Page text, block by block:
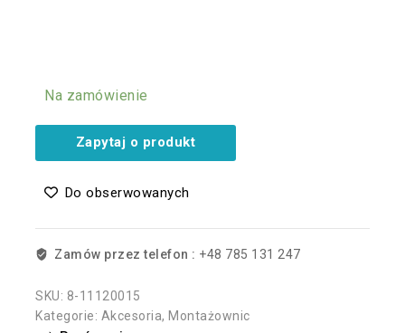
Na zamówienie
Zapytaj o produkt
Do obserwowanych
Zamów przez telefon : +48 785 131 247
SKU: 8-11120015
Kategorie: Akcesoria, Montażownic